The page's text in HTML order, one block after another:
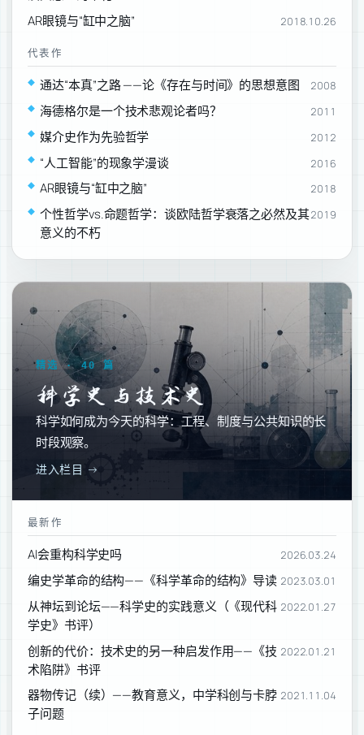
AR眼镜与“缸中之脑”
2018.10.26
代表作
通达“本真”之路 ——论《存在与时间》的思想意图 2008
海德格尔是一个技术悲观论者吗？ 2011
媒介史作为先验哲学 2012
“人工智能”的现象学漫谈 2016
AR眼镜与“缸中之脑” 2018
个性哲学vs.命题哲学：谈欧陆哲学衰落之必然及其
意义的不朽
2019
精选 · 40 篇
科学史与技术史
科学如何成为今天的科学：工程、制度与公共知识的长
时段观察。
进入栏目 →
最新作
AI会重构科学史吗 2026.03.24
编史学革命的结构——《科学革命的结构》导读 2023.03.01
从神坛到论坛——科学史的实践意义（《现代科
学史》书评）
2022.01.27
创新的代价：技术史的另一种启发作用——《技
术陷阱》书评
2022.01.21
器物传记（续）——教育意义，中学科创与卡脖
子问题
2021.11.04